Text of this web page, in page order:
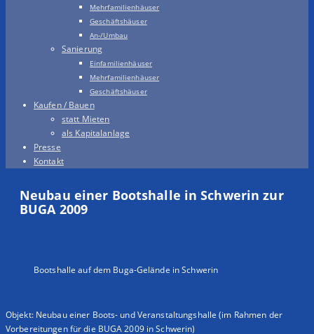
Mehrfamilienhäuser
Geschäftshäuser
An-/Umbau
Sanierung
Einfamilienhäuser
Mehrfamilienhäuser
Geschäftshäuser
Kaufen / Bauen
statt Mieten
als Kapitalanlage
Presse
Kontakt
Neubau einer Bootshalle in Schwerin zur
BUGA 2009
Bootshalle auf dem Buga-Gelände in Schwerin
Objekt: Neubau einer Boots- und Veranstaltungshalle (im Rahmen der
Vorbereitungen für die BUGA 2009 in Schwerin)